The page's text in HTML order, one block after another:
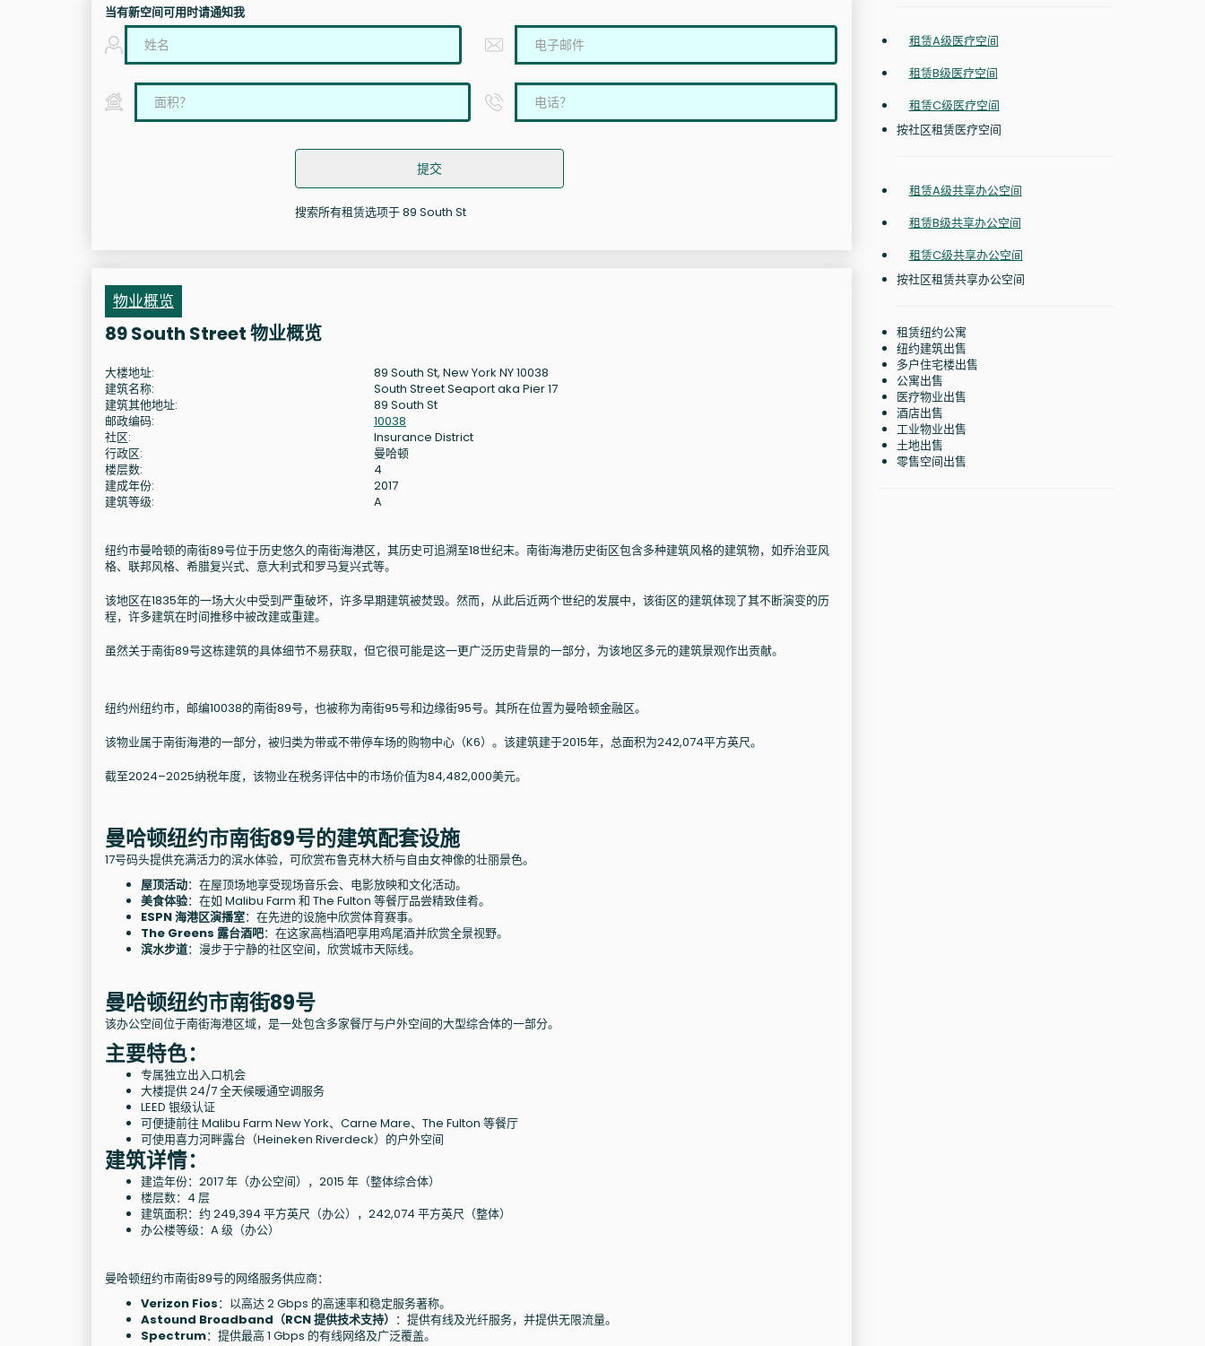
当有新空间可用时请通知我
提交
搜索所有租赁选项于 89 South St
物业概览
89 South Street 物业概览
大楼地址:
89 South St, New York NY 10038
建筑名称:
South Street Seaport aka Pier 17
建筑其他地址:
89 South St
邮政编码:
10038
社区:
Insurance District
行政区:
曼哈顿
楼层数:
4
建成年份:
2017
建筑等级:
A
纽约市曼哈顿的南街89号位于历史悠久的南街海港区，其历史可追溯至18世纪末。南街海港历史街区包含多种建筑风格的建筑物，如乔治亚风
格、联邦风格、希腊复兴式、意大利式和罗马复兴式等。
该地区在1835年的一场大火中受到严重破坏，许多早期建筑被焚毁。然而，从此后近两个世纪的发展中，该街区的建筑体现了其不断演变的历
程，许多建筑在时间推移中被改建或重建。
虽然关于南街89号这栋建筑的具体细节不易获取，但它很可能是这一更广泛历史背景的一部分，为该地区多元的建筑景观作出贡献。
纽约州纽约市，邮编10038的南街89号，也被称为南街95号和边缘街95号。其所在位置为曼哈顿金融区。
该物业属于南街海港的一部分，被归类为带或不带停车场的购物中心（K6）。该建筑建于2015年，总面积为242,074平方英尺。
截至2024–2025纳税年度，该物业在税务评估中的市场价值为84,482,000美元。
曼哈顿纽约市南街89号的建筑配套设施
17号码头提供充满活力的滨水体验，可欣赏布鲁克林大桥与自由女神像的壮丽景色。
屋顶活动：在屋顶场地享受现场音乐会、电影放映和文化活动。
美食体验：在如 Malibu Farm 和 The Fulton 等餐厅品尝精致佳肴。
ESPN 海港区演播室：在先进的设施中欣赏体育赛事。
The Greens 露台酒吧：在这家高档酒吧享用鸡尾酒并欣赏全景视野。
滨水步道：漫步于宁静的社区空间，欣赏城市天际线。
曼哈顿纽约市南街89号
该办公空间位于南街海港区域，是一处包含多家餐厅与户外空间的大型综合体的一部分。
主要特色：
专属独立出入口机会
大楼提供 24/7 全天候暖通空调服务
LEED 银级认证
可便捷前往 Malibu Farm New York、Carne Mare、The Fulton 等餐厅
可使用喜力河畔露台（Heineken Riverdeck）的户外空间
建筑详情：
建造年份：2017 年（办公空间），2015 年（整体综合体）
楼层数：4 层
建筑面积：约 249,394 平方英尺（办公），242,074 平方英尺（整体）
办公楼等级：A 级（办公）
曼哈顿纽约市南街89号的网络服务供应商：
Verizon Fios：以高达 2 Gbps 的高速率和稳定服务著称。
Astound Broadband（RCN 提供技术支持） ：提供有线及光纤服务，并提供无限流量。
Spectrum：提供最高 1 Gbps 的有线网络及广泛覆盖。
租赁A级医疗空间
租赁B级医疗空间
租赁C级医疗空间
按社区租赁医疗空间
租赁A级共享办公空间
租赁B级共享办公空间
租赁C级共享办公空间
按社区租赁共享办公空间
租赁纽约公寓
纽约建筑出售
多户住宅楼出售
公寓出售
医疗物业出售
酒店出售
工业物业出售
土地出售
零售空间出售